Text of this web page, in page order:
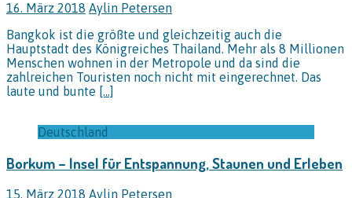
16. März 2018 Aylin Petersen
Bangkok ist die größte und gleichzeitig auch die
Hauptstadt des Königreiches Thailand. Mehr als 8 Millionen
Menschen wohnen in der Metropole und da sind die
zahlreichen Touristen noch nicht mit eingerechnet. Das
laute und bunte […]
Deutschland
Borkum – Insel für Entspannung, Staunen und Erleben
15. März 2018 Aylin Petersen